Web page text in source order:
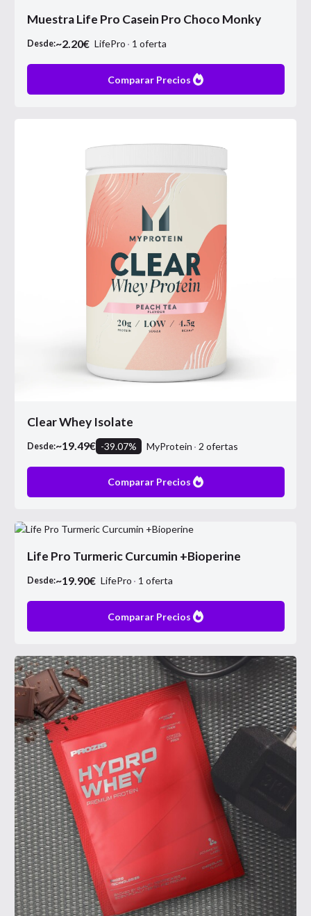
Muestra Life Pro Casein Pro Choco Monky
Desde:~2.20€ LifePro 1 oferta
Comparar Precios
Clear Whey Isolate
Desde:~19.49€ -39.07% MyProtein 2 ofertas
Comparar Precios
Life Pro Turmeric Curcumin +Bioperine
Desde:~19.90€ LifePro 1 oferta
Comparar Precios